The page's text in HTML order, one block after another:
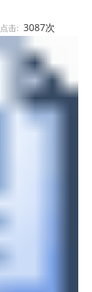
点击: 3087次